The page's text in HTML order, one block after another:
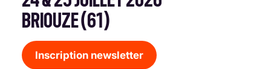
BRIOUZE (61)
Inscription newsletter